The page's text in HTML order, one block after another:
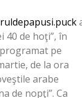
40 de hoţi”, în
pe
de la ora
arabe
de nopţi”. Ca